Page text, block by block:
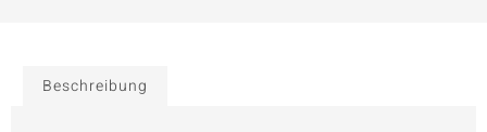
Beschreibung